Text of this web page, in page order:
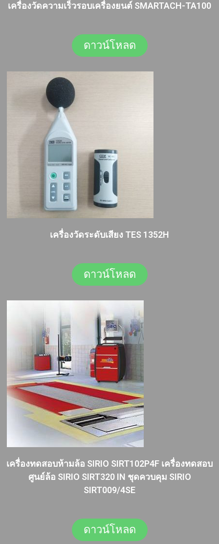
เครื่องวัดความเร็วรอบเครื่องยนต์ SMARTACH-TA100
ดาวน์โหลด
เครื่องวัดระดับเสียง TES 1352H
ดาวน์โหลด
เครื่องทดสอบห้ามล้อ SIRIO SIRT102P4F เครื่องทดสอบ
ศูนย์ล้อ SIRIO SIRT320 IN ชุดควบคุม SIRIO
SIRT009/4SE
ดาวน์โหลด